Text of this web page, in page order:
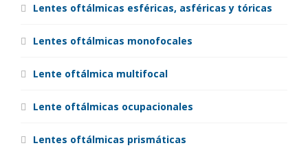
Lentes oftálmicas esféricas, asféricas y tóricas
Lentes oftálmicas monofocales
Lente oftálmica multifocal
Lente oftálmicas ocupacionales
Lentes oftálmicas prismáticas